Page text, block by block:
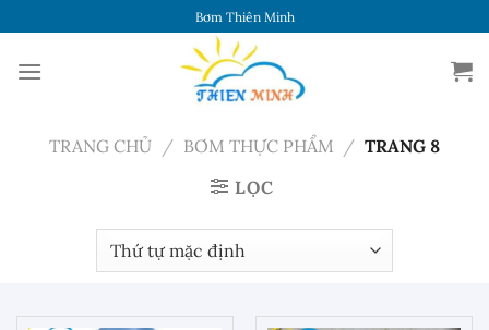
đến
nội
Bơm Thiên Minh
TRANG CHỦ / BƠM THỰC PHẨM / TRANG 8
LỌC